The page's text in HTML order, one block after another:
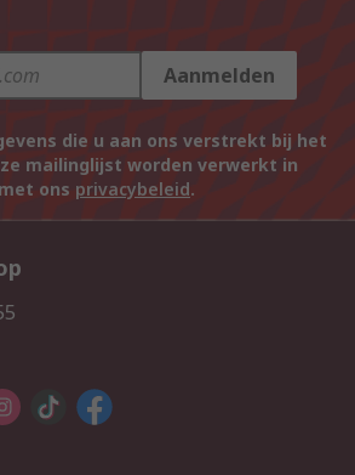
Aanmelden
die u aan ons verstrekt bij het
mailinglijst worden verwerkt in
ons privacybeleid.